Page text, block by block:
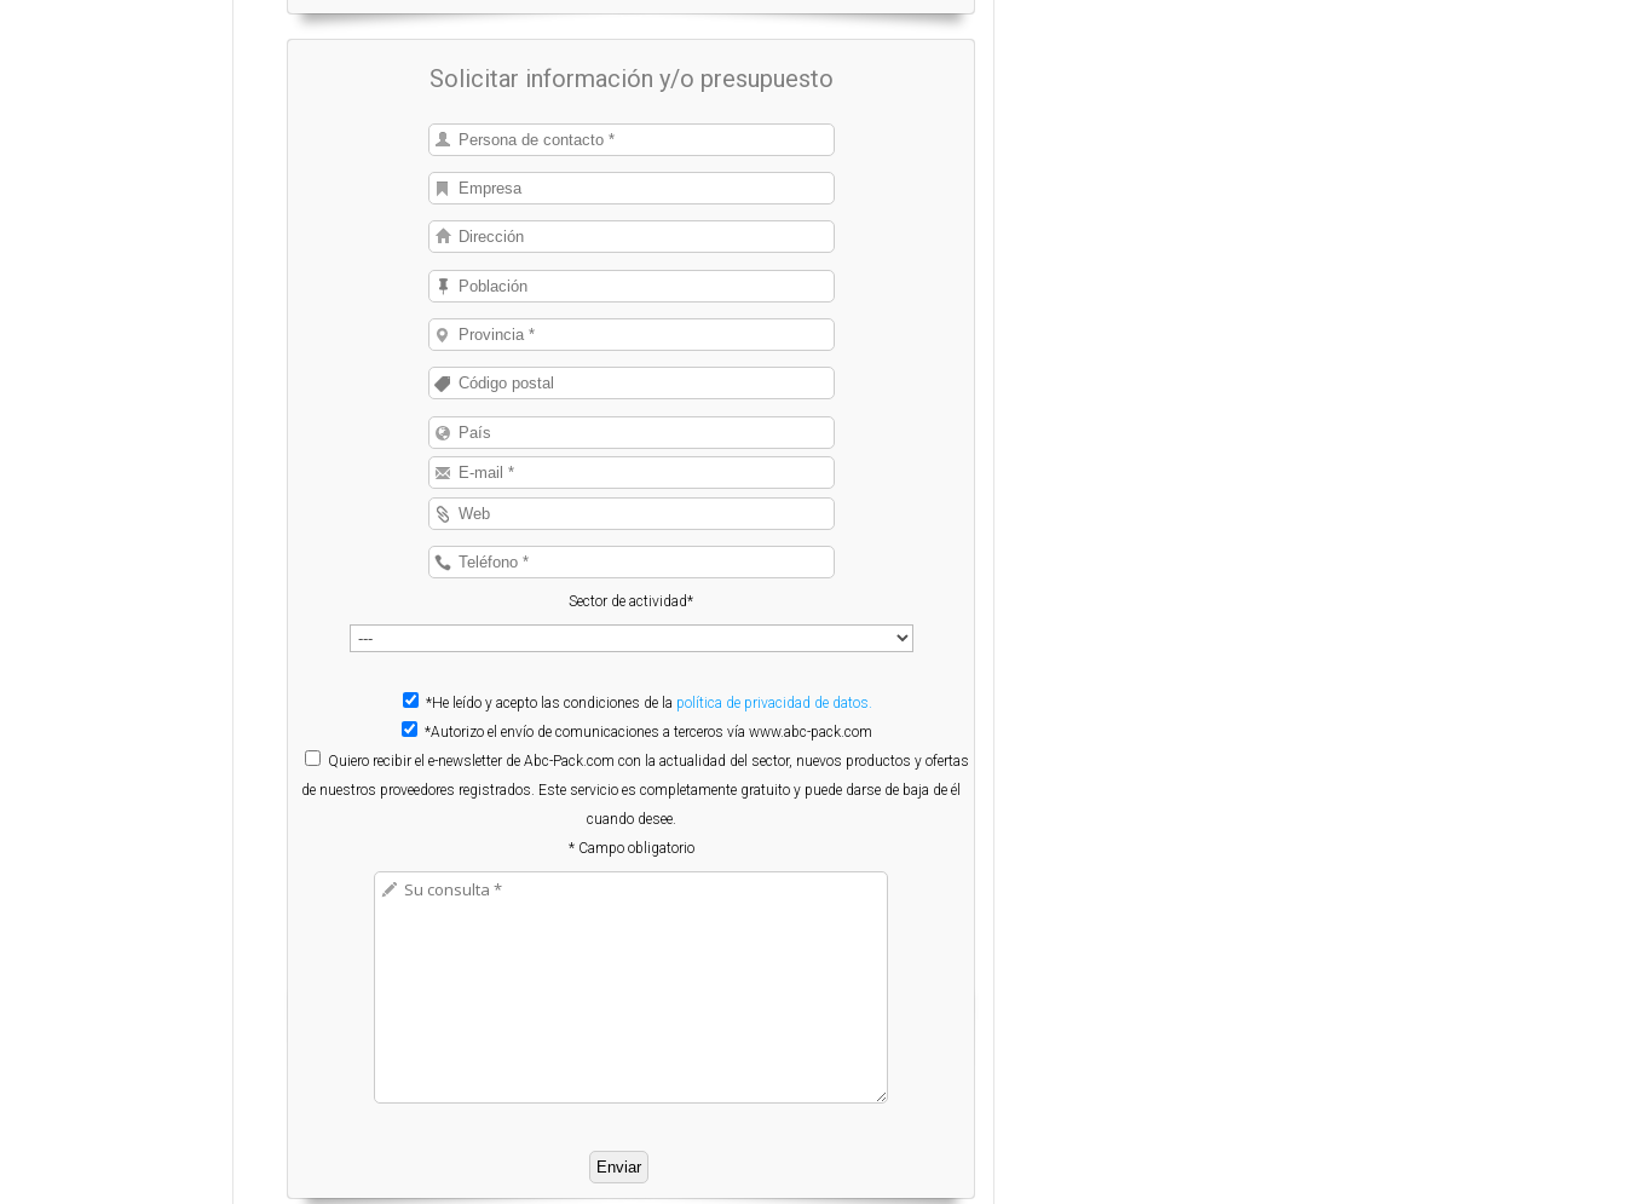
Solicitar información y/o presupuesto
Sector de actividad*
*He leído y acepto las condiciones de la política de privacidad de datos.
*Autorizo el envío de comunicaciones a terceros vía www.abc-pack.com
Quiero recibir el e-newsletter de Abc-Pack.com con la actualidad del sector, nuevos productos y ofertas
de nuestros proveedores registrados. Este servicio es completamente gratuito y puede darse de baja de él
cuando desee.
* Campo obligatorio